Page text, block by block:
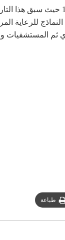
ترجع بداية التأمين الصحي الإجتماعي في مصر
للرعاية
ثم
طباعة